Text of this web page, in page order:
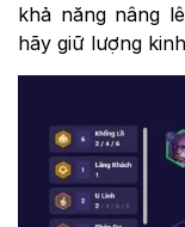
khả năng nâng
hãy giữ lượng